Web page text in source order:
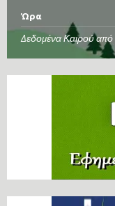
Ώρα
Δεδομένα Καιρού από